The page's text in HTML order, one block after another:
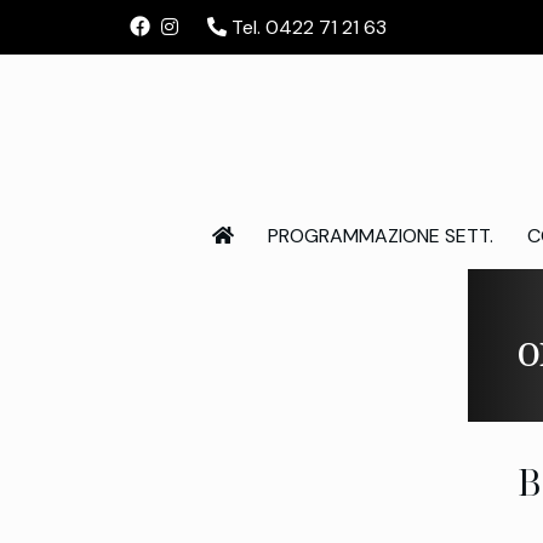
Tel. 0422 71 21 63
PROGRAMMAZIONE SETT.